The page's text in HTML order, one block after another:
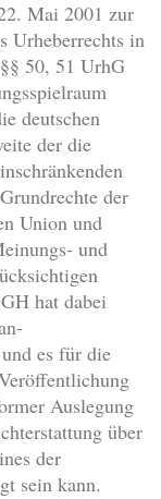
Mai 2001 zur
Urheberrechts in
50, 51 UrhG
deutschen
der die
der
Union und
und
hat dabei
es für die
Auslegung
über
der
sein kann.